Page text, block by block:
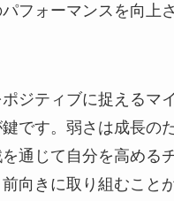
フォーマンスを向上
ジティブに捉えるマ
鍵です。弱さは成長の
通じて自分を高める
向きに取り組むこと